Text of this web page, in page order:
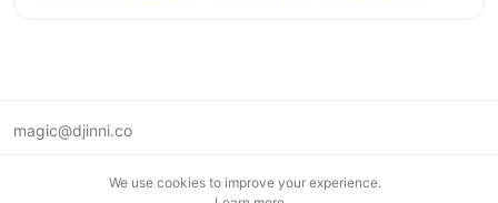
magic@djinni.co
We use cookies to improve your experience.